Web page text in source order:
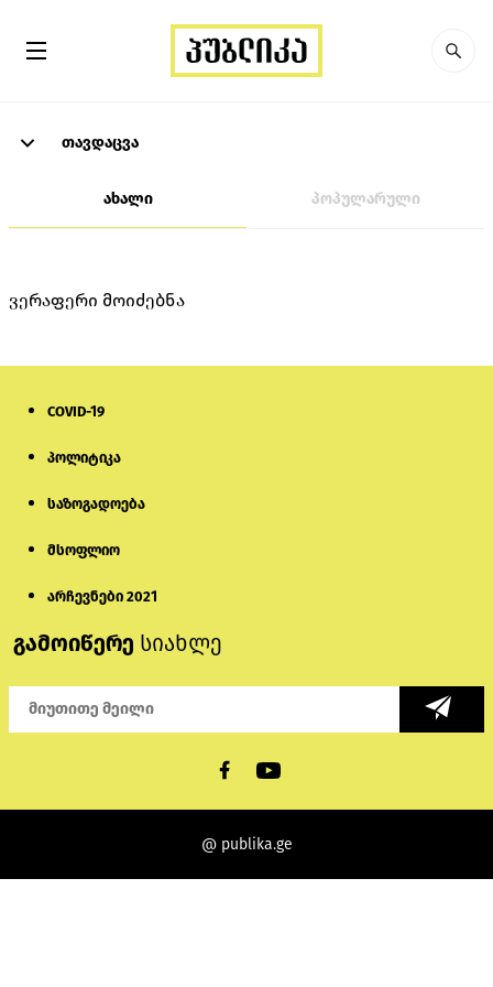
თავდაცვა
ახალი პოპულარული
ვერაფერი მოიძებნა
COVID-19
პოლიტიკა
საზოგადოება
მსოფლიო
არჩევნები 2021
გამოიწერე სიახლე
@ publika.ge